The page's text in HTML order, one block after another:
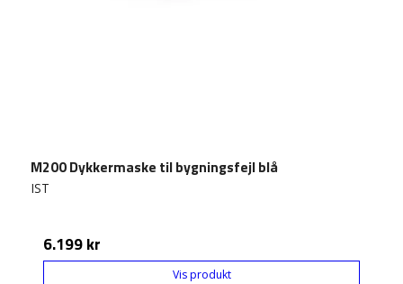
M200 Dykkermaske til bygningsfejl blå
IST
6.199 kr
Vis produkt